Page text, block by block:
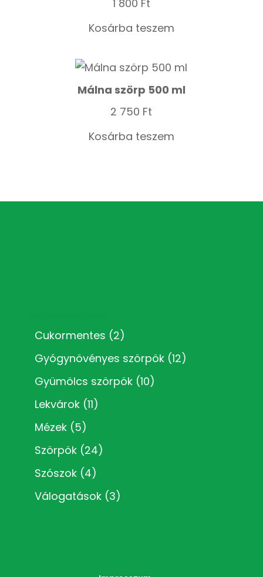
1 800 Ft
Kosárba teszem
Málna szörp 500 ml
2 750 Ft
Kosárba teszem
Cukormentes (2)
Gyógynövényes szörpök (12)
Gyümölcs szörpök (10)
Lekvárok (11)
Mézek (5)
Szörpök (24)
Szószok (4)
Válogatások (3)